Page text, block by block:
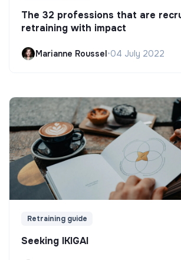
The 32 professions that are
retraining with impact
Marianne Roussel•04 July 2022
Retraining guide
Seeking IKIGAI